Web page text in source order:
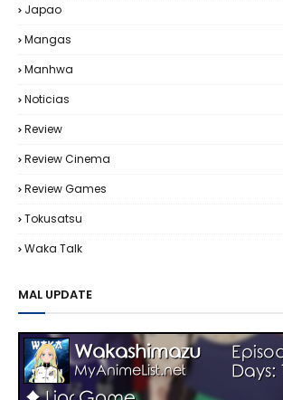
Japao
Mangas
Manhwa
Noticias
Review
Review Cinema
Review Games
Tokusatsu
Waka Talk
MAL UPDATE